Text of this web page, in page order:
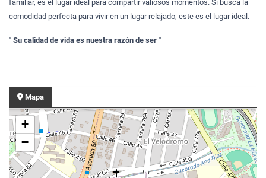
familiar, es el lugar ideal para compartir valiosos momentos. Si busca la
comodidad perfecta para vivir en un lugar relajado, este es el lugar ideal.
" Su calidad de vida es nuestra razón de ser "
Mapa
+
−